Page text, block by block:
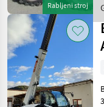
Rabljeni stroj